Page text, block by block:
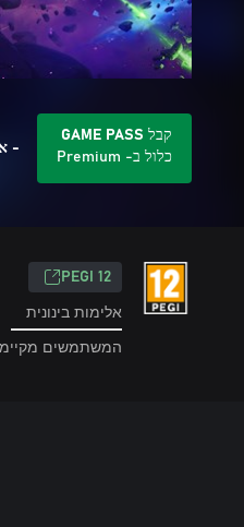
קבל GAME PASS
כלול ב- Premium
-
‎PEGI 12‎
אלימות בינונית
המשתמשים